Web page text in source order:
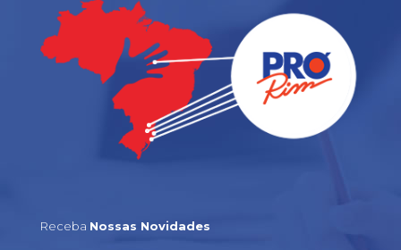
Receba Nossas Novidades